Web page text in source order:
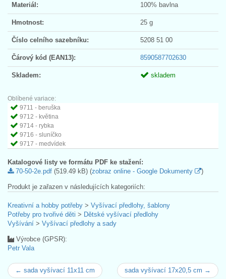
Materiál: 100% bavlna
Hmotnost: 25 g
Číslo celního sazebníku: 5208 51 00
Čárový kód (EAN13): 8590587702630
Skladem: skladem
Oblíbené variace:
9711 - beruška
9712 - květina
9714 - rybka
9716 - sluníčko
9717 - medvídek
Katalogové listy ve formátu PDF ke stažení:
70-50-2e.pdf (519.49 kB) (zobraz online - Google Dokumenty )
Produkt je zařazen v následujících kategoriích:
Kreativní a hobby potřeby > Vyšívací předlohy, šablony
Potřeby pro tvořivé děti > Dětské vyšívací předlohy
Vyšívání > Vyšívací předlohy a sady
Výrobce (GPSR):
Petr Vala
← sada vyšívací 11x11 cm sada vyšívací 17x20,5 cm →